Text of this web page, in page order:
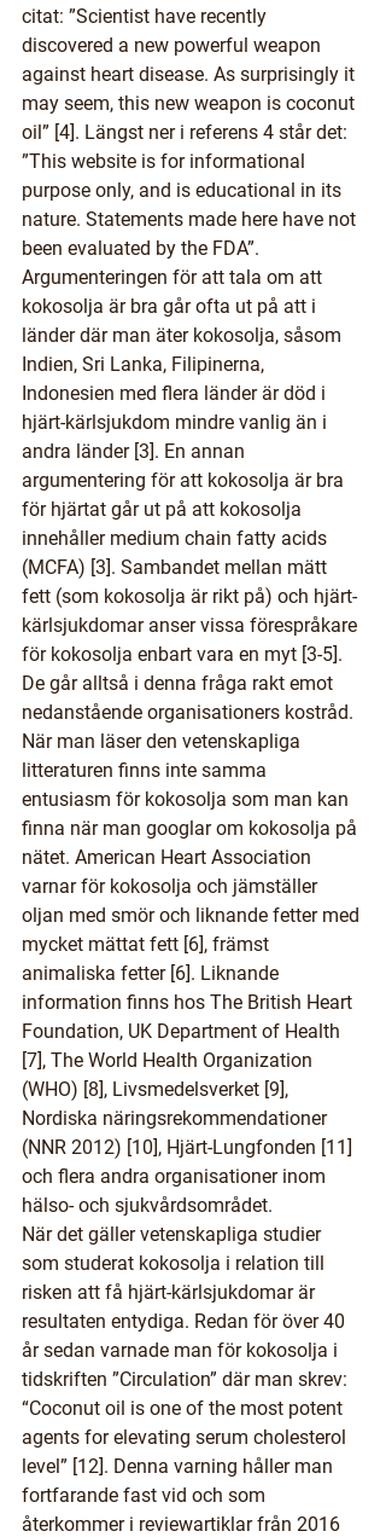
citat: ”Scientist have recently
discovered a new powerful weapon
against heart disease. As surprisingly it
may seem, this new weapon is coconut
oil” [4]. Längst ner i referens 4 står det:
”This website is for informational
purpose only, and is educational in its
nature. Statements made here have not
been evaluated by the FDA”.
Argumenteringen för att tala om att
kokosolja är bra går ofta ut på att i
länder där man äter kokosolja, såsom
Indien, Sri Lanka, Filipinerna,
Indonesien med flera länder är död i
hjärt-kärlsjukdom mindre vanlig än i
andra länder [3]. En annan
argumentering för att kokosolja är bra
för hjärtat går ut på att kokosolja
innehåller medium chain fatty acids
(MCFA) [3]. Sambandet mellan mätt
fett (som kokosolja är rikt på) och hjärt-
kärlsjukdomar anser vissa förespråkare
för kokosolja enbart vara en myt [3-5].
De går alltså i denna fråga rakt emot
nedanstående organisationers kostråd.
När man läser den vetenskapliga
litteraturen finns inte samma
entusiasm för kokosolja som man kan
finna när man googlar om kokosolja på
nätet. American Heart Association
varnar för kokosolja och jämställer
oljan med smör och liknande fetter med
mycket mättat fett [6], främst
animaliska fetter [6]. Liknande
information finns hos The British Heart
Foundation, UK Department of Health
[7], The World Health Organization
(WHO) [8], Livsmedelsverket [9],
Nordiska näringsrekommendationer
(NNR 2012) [10], Hjärt-Lungfonden [11]
och flera andra organisationer inom
hälso- och sjukvårdsområdet.
När det gäller vetenskapliga studier
som studerat kokosolja i relation till
risken att få hjärt-kärlsjukdomar är
resultaten entydiga. Redan för över 40
år sedan varnade man för kokosolja i
tidskriften ”Circulation” där man skrev:
“Coconut oil is one of the most potent
agents for elevating serum cholesterol
level” [12]. Denna varning håller man
fortfarande fast vid och som
återkommer i reviewartiklar från 2016